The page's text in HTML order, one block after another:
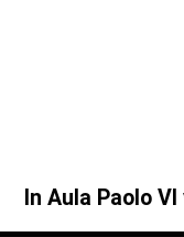
In Aula Paolo